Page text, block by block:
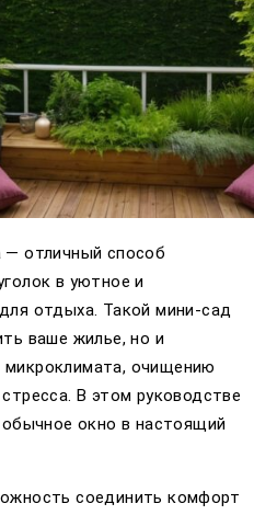
— отличный способ
в уютное и
отдыха. Такой мини-сад
ваше жилье, но и
очищению
В этом руководстве
окно в настоящий
соединить комфорт